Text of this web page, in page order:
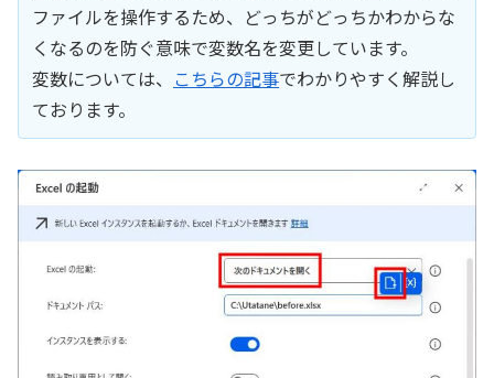
ファイルを操作するため、どっちがどっちかわからな
くなるのを防ぐ意味で変数名を変更しています。
変数については、 こちらの記事でわかりやすく解説し
ております。